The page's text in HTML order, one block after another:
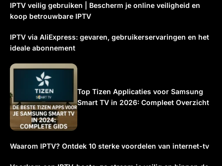
IPTV veilig gebruiken | Bescherm je online veiligheid en
koop betrouwbare IPTV
IPTV via AliExpress: gevaren, gebruikerservaringen en het
ideale abonnement
Top Tizen Applicaties voor Samsung
Smart TV in 2026: Compleet Overzicht
Waarom IPTV? Ontdek 10 sterke voordelen van internet-tv